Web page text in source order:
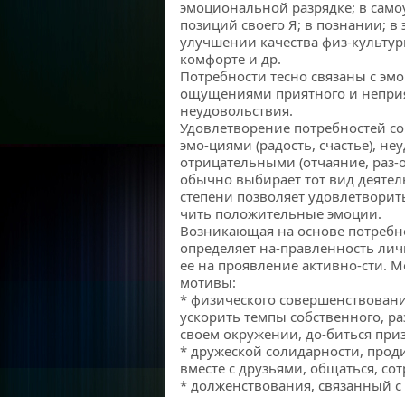
эмоциональной разрядке; в
позиций своего Я; в познании; в
улучшении качества физ-
комфорте и др.
Потребности тесно связаны с
ощущениями приятного и
неудовольствия.
Удовлетворение потребностей
эмо-циями (радость, счастье),
отрицательными (отчаяние,
обычно выбирает тот вид
степени позволяет
чить положительные эмоции.
Возникающая на основе
определяет на-правленность
ее на проявление активно-сти.
мотивы:
* физического
ускорить темпы собственного,
своем окружении, до-биться
* дружеской солидарности,
вместе с друзьями, общаться,
* долженствования, связанный